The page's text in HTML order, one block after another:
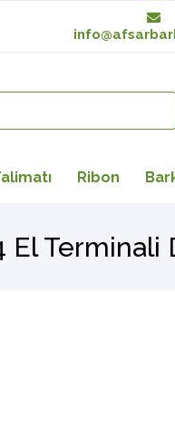
Ribon
El Terminali